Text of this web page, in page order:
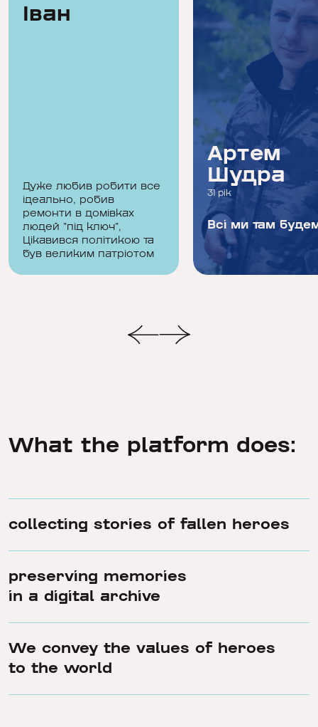
Іван
53 роки
Тобі, Україно моя, і
перший мій подих, і
подих останній тобі
Іван
Дуже любив робити все
ідеально, робив
ремонти в домівках
людей "під ключ",
Цікавився політикою та
був великим патріотом
Артем
Шудра
31 рік
Всі ми там
What the platform does:
collecting stories of fallen heroes
preserving memories
in a digital archive
We convey the values of heroes
to the world